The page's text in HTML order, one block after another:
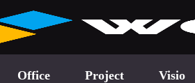
Office Project Visio